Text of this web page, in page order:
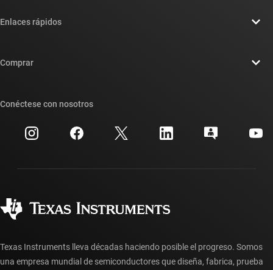
Sala de redacción
Relaciones con los inversionistas
Fabricación
Enlaces rápidos
Búsqueda de referencias cruzadas
Centro de atención al cliente
Preguntas frecuentes sobre la cuenta myTI
Comprar
Preguntas frecuentes sobre pedidos
Conéctese con nosotros
Texas Instruments lleva décadas haciendo posible el progreso. Somos
una empresa mundial de semiconductores que diseña, fabrica, prueba